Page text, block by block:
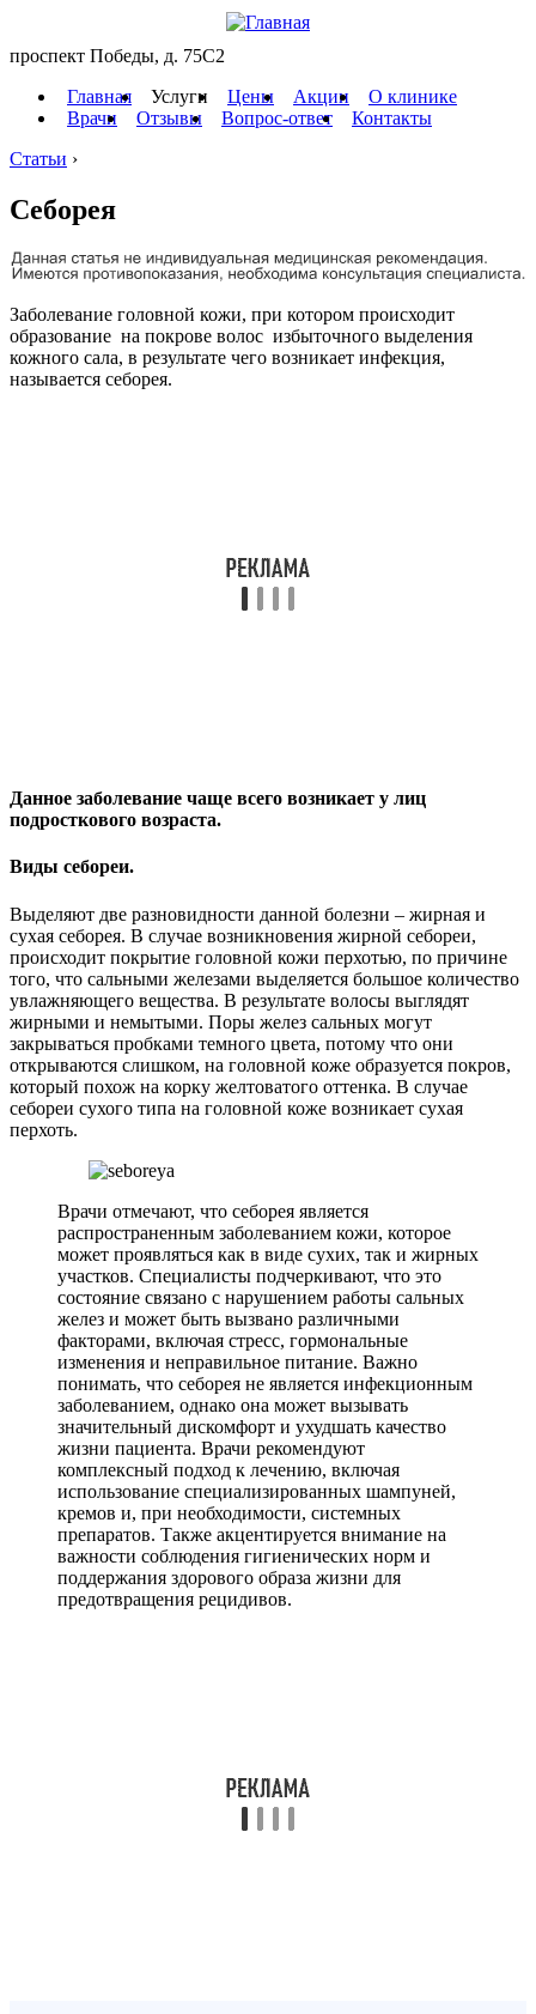
проспект Победы, д. 75C2
Главная
Услуги Цены Акции
О клинике
Врачи
Отзывы Вопрос-ответ
Контакты
Статьи ›
Себорея
Заболевание головной кожи, при котором происходит
образование на покрове волос избыточного выделения
кожного сала, в результате чего возникает инфекция,
называется себорея.
Данное заболевание чаще всего возникает у лиц
подросткового возраста.
Виды себореи.
Выделяют две разновидности данной болезни – жирная и
сухая себорея. В случае возникновения жирной себореи,
происходит покрытие головной кожи перхотью, по причине
того, что сальными железами выделяется большое количество
увлажняющего вещества. В результате волосы выглядят
жирными и немытыми. Поры желез сальных могут
закрываться пробками темного цвета, потому что они
открываются слишком, на головной коже образуется покров,
который похож на корку желтоватого оттенка. В случае
себореи сухого типа на головной коже возникает сухая
перхоть.
Врачи отмечают, что себорея является
распространенным заболеванием кожи, которое
может проявляться как в виде сухих, так и жирных
участков. Специалисты подчеркивают, что это
состояние связано с нарушением работы сальных
желез и может быть вызвано различными
факторами, включая стресс, гормональные
изменения и неправильное питание. Важно
понимать, что себорея не является инфекционным
заболеванием, однако она может вызывать
значительный дискомфорт и ухудшать качество
жизни пациента. Врачи рекомендуют
комплексный подход к лечению, включая
использование специализированных шампуней,
кремов и, при необходимости, системных
препаратов. Также акцентируется внимание на
важности соблюдения гигиенических норм и
поддержания здорового образа жизни для
предотвращения рецидивов.